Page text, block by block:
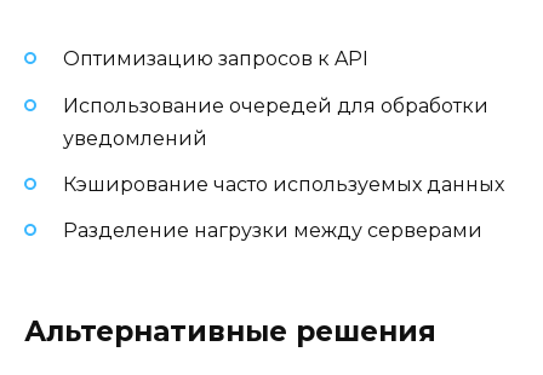
Оптимизацию запросов к API
Использование очередей для обработки
уведомлений
Кэширование часто используемых данных
Разделение нагрузки между серверами
Альтернативные решения